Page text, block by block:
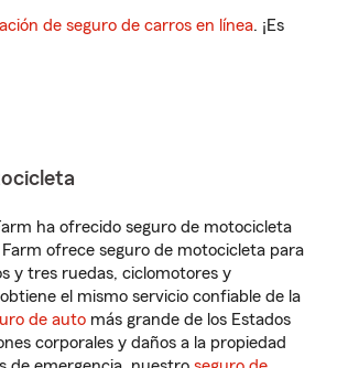
de seguro de carros en línea. ¡Es
ha ofrecido seguro de motocicleta
ofrece seguro de motocicleta para
y tres ruedas, ciclomotores y
el mismo servicio confiable de la
de auto más grande de los Estados
corporales y daños a la propiedad